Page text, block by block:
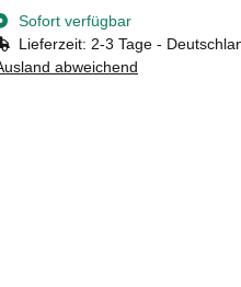
Sofort verfügbar
Lieferzeit: 2-3 Tage -
abweichend